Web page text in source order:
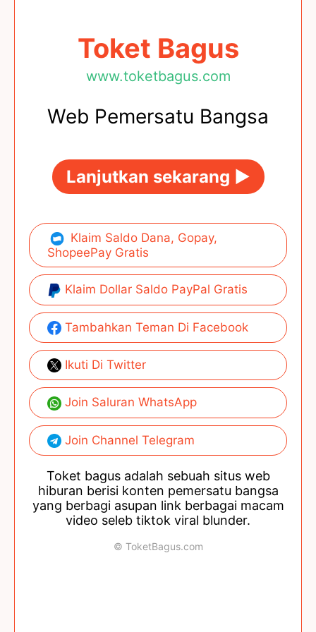
Toket Bagus
www.toketbagus.com
Web Pemersatu Bangsa
Lanjutkan sekarang ►
Klaim Saldo Dana, Gopay,
ShopeePay Gratis
Klaim Dollar Saldo PayPal Gratis
Tambahkan Teman Di Facebook
Ikuti Di Twitter
Join Saluran WhatsApp
Join Channel Telegram
Toket bagus adalah sebuah situs web
hiburan berisi konten pemersatu bangsa
yang berbagi asupan link berbagai macam
video seleb tiktok viral blunder.
© ToketBagus.com